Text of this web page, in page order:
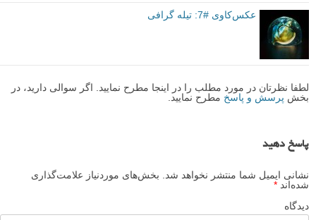
عکس هایی هستند که نشان می دهند ما به عنوان هنرمند چه کسی هستیم.
آنها عکس هایی هستند که شما را از افراد دیگر جدا می کنند و باید همیشه
خودتان را به گرفتن آنها تشویق کنید.
نویسنده: تای پولند (Ty Poland)
م منبع
برگرفته از: fstoppers